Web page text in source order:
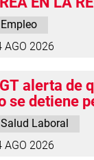
Empleo
AGO 2026
alerta de
se detiene
Salud Laboral
AGO 2026